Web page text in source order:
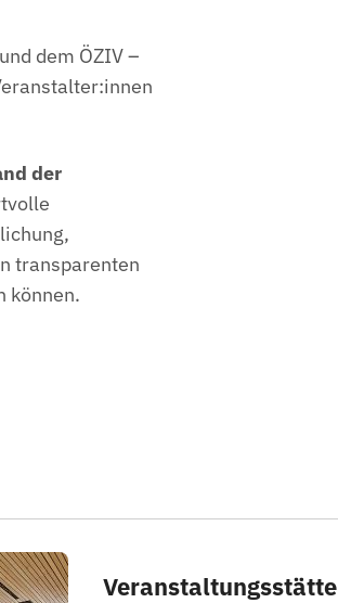
dem ÖZIV –
der
transparenten
können.
Veranstaltungsstätte